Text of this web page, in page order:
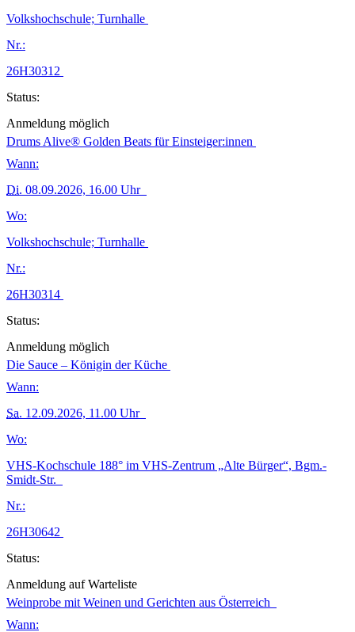
Volkshochschule; Turnhalle
Nr.:
26H30312
Status:
Anmeldung möglich
Drums Alive® Golden Beats für Einsteiger:innen
Wann:
Di. 08.09.2026, 16.00 Uhr
Wo:
Volkshochschule; Turnhalle
Nr.:
26H30314
Status:
Anmeldung möglich
Die Sauce – Königin der Küche
Wann:
Sa. 12.09.2026, 11.00 Uhr
Wo:
VHS-Kochschule 188° im VHS-Zentrum „Alte Bürger“, Bgm.-
Smidt-Str.
Nr.:
26H30642
Status:
Anmeldung auf Warteliste
Weinprobe mit Weinen und Gerichten aus Österreich
Wann: